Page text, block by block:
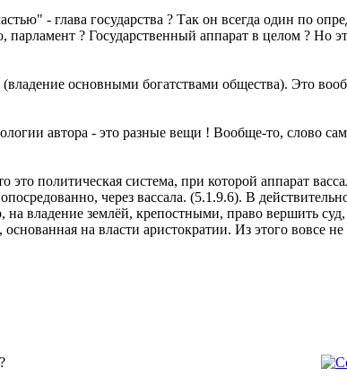
- глава государства ? Так он всегда один по
? Государственный аппарат в целом ? Но
основными богатствами общества). Это
автора - это разные вещи ! Вообще-то, слово
политическая система, при которой аппарат
через вассала. (5.1.9.6). В
владение землёй, крепостными, право вершить
на власти аристократии. Из этого вовсе